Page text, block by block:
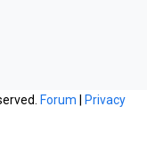
Forum
Privacy